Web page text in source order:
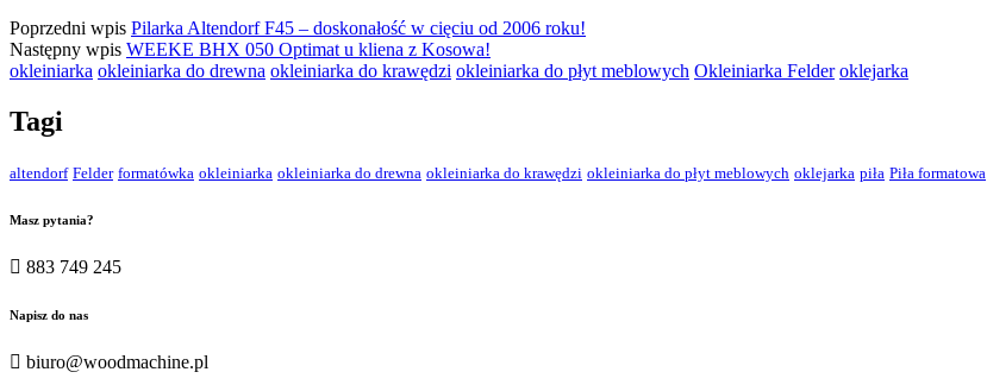
Poprzedni wpis Pilarka Altendorf F45 – doskonałość w cięciu od 2006 roku!
Następny wpis WEEKE BHX 050 Optimat u kliena z Kosowa!
okleiniarka okleiniarka do drewna okleiniarka do krawędzi okleiniarka do płyt meblowych Okleiniarka Felder oklejarka
Tagi
altendorf Felder formatówka okleiniarka okleiniarka do drewna okleiniarka do krawędzi okleiniarka do płyt meblowych oklejarka piła Piła formatowa
Masz pytania?
883 749 245
Napisz do nas
biuro@woodmachine.pl